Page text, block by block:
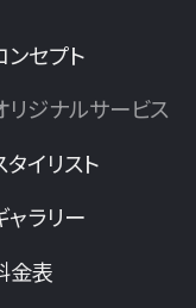
ンセプト
リジナルサービス
タイリスト
ャラリー
金表